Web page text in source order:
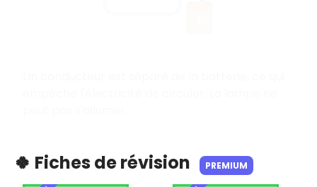
🍀 Fiches de révision PREMIUM